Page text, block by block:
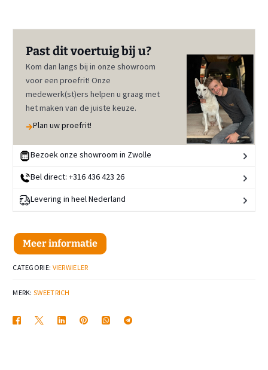
Past dit voertuig bij u?
Kom dan langs bij in onze showroom
voor een proefrit! Onze
medewerk(st)ers helpen u graag met
het maken van de juiste keuze.
Plan uw proefrit!
Bezoek onze showroom in Zwolle
Bel direct: +316 436 423 26
Levering in heel Nederland
Meer informatie
CATEGORIE: VIERWIELER
MERK:SWEETRICH